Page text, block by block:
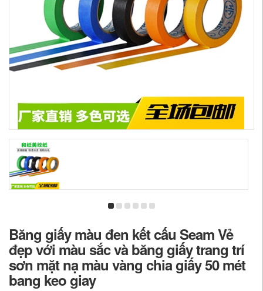
Băng giấy màu đen kết cấu Seam Vẻ
đẹp với màu sắc và băng giấy trang trí
sơn mặt nạ màu vàng chia giấy 50 mét
bang keo giay